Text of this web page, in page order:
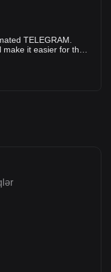
TELEGRAM.
it easier for the
and the speed of